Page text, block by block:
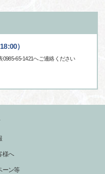
）
65-1421へご連絡ください
様へ
ーン等